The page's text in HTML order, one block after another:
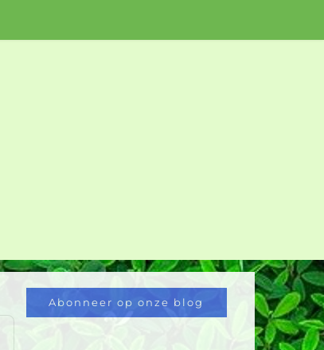
Abonneer op onze blog